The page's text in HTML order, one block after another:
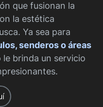
que fusionan la
la estética
Ya sea para
senderos o áreas
le brinda un servicio